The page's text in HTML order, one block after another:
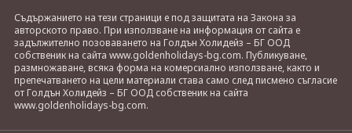
Съдържанието на тези страници е под защитата на Закона за
авторското право. При използване на информация от сайта е
задължително позоваването на Голдън Холидейз – БГ ООД
собственик на сайта www.goldenholidays-bg.com. Публикуване,
размножаване, всяка форма на комерсиално използване, както и
препечатването на цели материали става само след писмено съгласие
от Голдън Холидейз – БГ ООД собственик на сайта
www.goldenholidays-bg.com.